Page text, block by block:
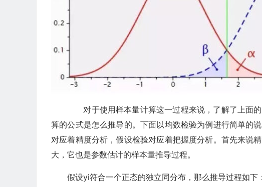
对于使用样本量计算这一过程来说，了解了上面的
算的公式是怎么推导的。下面以均数检验为例进行简单的
对应着精度分析，假设检验对应着把握度分析。首先来说
大，它也是参数估计的样本量推导过程。
假设yi符合一个正态的独立同分布，那么推导过程如下：